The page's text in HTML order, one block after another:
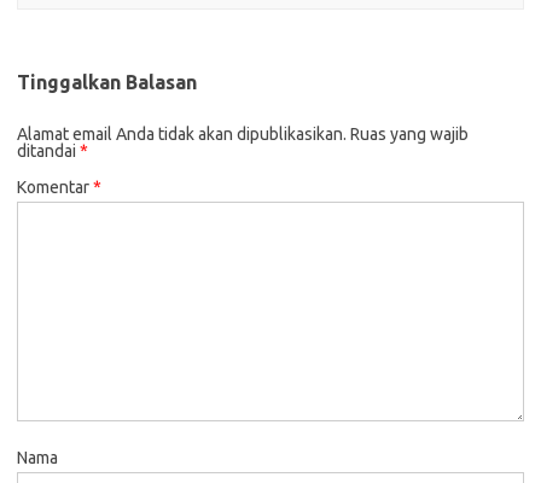
Tinggalkan Balasan
Alamat email Anda tidak akan dipublikasikan. Ruas yang wajib
ditandai *
Komentar*
Nama